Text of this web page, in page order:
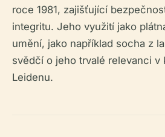
roce 1981, zajišťující
integritu. Jeho využití jako
umění, jako například socha z
svědčí o jeho trvalé relevanci v
Leidenu.